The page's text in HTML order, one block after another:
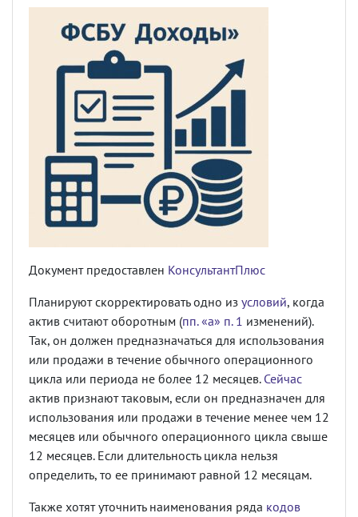
Документ предоставлен КонсультантПлюс
Планируют скорректировать одно из условий, когда
актив считают оборотным (пп. «а» п. 1 изменений).
Так, он должен предназначаться для использования
или продажи в течение обычного операционного
цикла или периода не более 12 месяцев. Сейчас
актив признают таковым, если он предназначен для
использования или продажи в течение менее чем 12
месяцев или обычного операционного цикла свыше
12 месяцев. Если длительность цикла нельзя
определить, то ее принимают равной 12 месяцам.
Также хотят уточнить наименования ряда кодов